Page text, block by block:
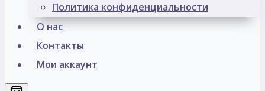
Политика конфиденциальности
О нас
Контакты
Мои аккаунт